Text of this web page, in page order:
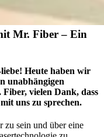
Mr. Fiber – Ein
! Heute haben wir
unabhängigen
vielen Dank, dass
uns zu sprechen.
zu sein und über eine